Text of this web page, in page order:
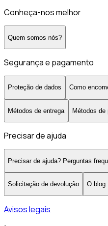
Conheça-nos melhor
Quem somos nós?
Segurança e pagamento
Proteção de dados Como
Métodos de entrega Métodos de
Precisar de ajuda
Precisar de ajuda? Perguntas
Solicitação de devolução O blog
Avisos legais